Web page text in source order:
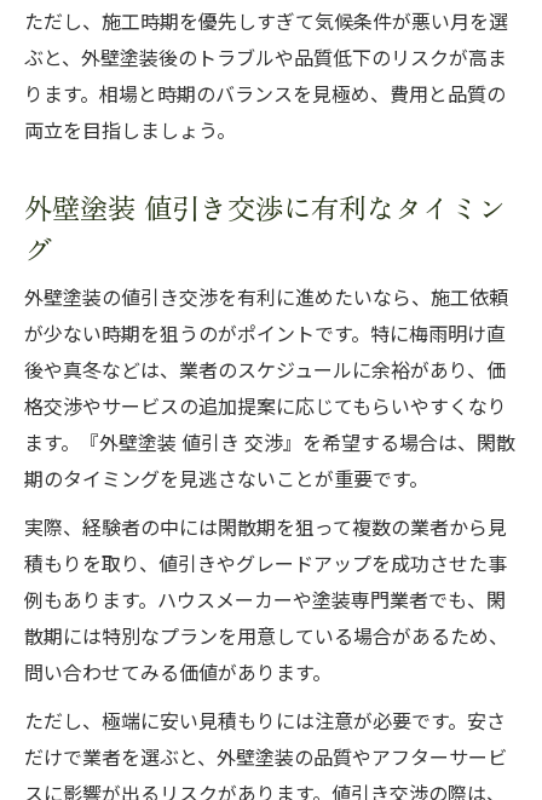
ただし、施工時期を優先しすぎて気候条件が悪い月を選
ぶと、外壁塗装後のトラブルや品質低下のリスクが高ま
ります。相場と時期のバランスを見極め、費用と品質の
両立を目指しましょう。
外壁塗装 値引き交渉に有利なタイミン
グ
外壁塗装の値引き交渉を有利に進めたいなら、施工依頼
が少ない時期を狙うのがポイントです。特に梅雨明け直
後や真冬などは、業者のスケジュールに余裕があり、価
格交渉やサービスの追加提案に応じてもらいやすくなり
ます。『外壁塗装 値引き 交渉』を希望する場合は、閑散
期のタイミングを見逃さないことが重要です。
実際、経験者の中には閑散期を狙って複数の業者から見
積もりを取り、値引きやグレードアップを成功させた事
例もあります。ハウスメーカーや塗装専門業者でも、閑
散期には特別なプランを用意している場合があるため、
問い合わせてみる価値があります。
ただし、極端に安い見積もりには注意が必要です。安さ
だけで業者を選ぶと、外壁塗装の品質やアフターサービ
スに影響が出るリスクがあります。値引き交渉の際は、